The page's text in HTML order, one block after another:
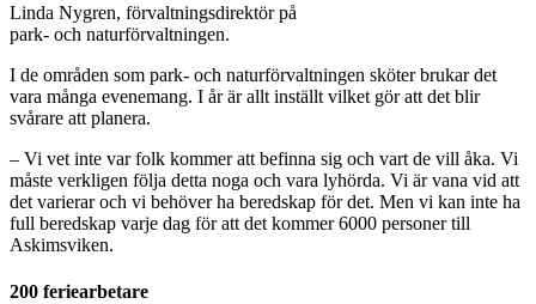
Linda Nygren, förvaltningsdirektör på
park- och naturförvaltningen.
I de områden som park- och naturförvaltningen sköter brukar det
vara många evenemang. I år är allt inställt vilket gör att det blir
svårare att planera.
– Vi vet inte var folk kommer att befinna sig och vart de vill åka. Vi
måste verkligen följa detta noga och vara lyhörda. Vi är vana vid att
det varierar och vi behöver ha beredskap för det. Men vi kan inte ha
full beredskap varje dag för att det kommer 6000 personer till
Askimsviken.
200 feriearbetare